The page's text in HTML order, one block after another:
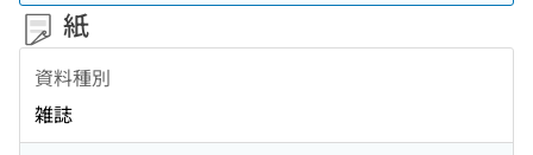
紙
資料種別
雑誌